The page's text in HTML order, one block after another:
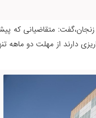
متقاضیانی که
کمتر از ۲۰۰ میلیون تومان واریزی دارند از